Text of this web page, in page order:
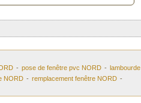
- pose de fenêtre pvc NORD - lambourde
NORD - remplacement fenêtre NORD -